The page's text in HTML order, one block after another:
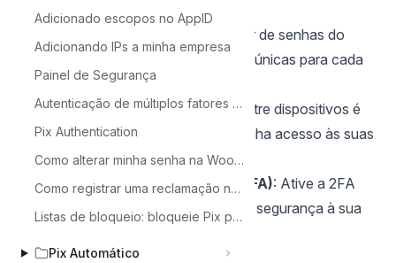
Adicionado escopos no AppID
Adicionando IPs a minha empresa
Painel de Segurança
Autenticação de múltiplos fatores em empresas
Pix Authentication
Como alterar minha senha na Woovi?
Como registrar uma reclamação no Banco Central sobre alerta de possível fraude em pagamentos via PIX
Listas de bloqueio: bloqueie Pix por CPF/CNPJ ou por banco (ISPB)
Pix Automático
senhas ou navegador.
: Use o gerador de senhas do
Bitwarden para criar senhas fortes e únicas para cada
conta.
Sincronização: A sincronização entre dispositivos é
automática, garantindo que você tenha acesso às suas
senhas onde quer que esteja.
Autenticação de Dois Fatores (2FA): Ative a 2FA
para adicionar uma camada extra de segurança à sua
Vantagens